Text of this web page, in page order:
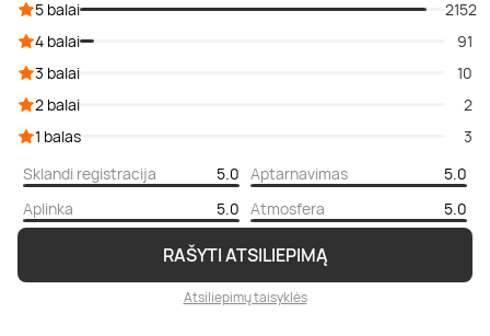
RAŠYTI ATSILIEPIMĄ
Atsiliepimų taisyklės
5 balai
2152
4 balai
91
3 balai
10
2 balai
2
1 balas
3
Sklandi registracija
5.0 Aptarnavimas
5.0
Aplinka
5.0 Atmosfera 5.0